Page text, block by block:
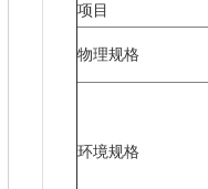
项目
物理规格
环境规格